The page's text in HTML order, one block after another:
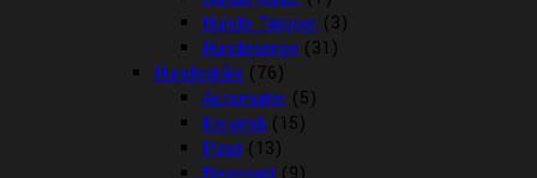
Hunde Tæpper (3)
Hundesenge (31)
Hundeskåle (76)
Automater (5)
Keramik (15)
Plast (13)